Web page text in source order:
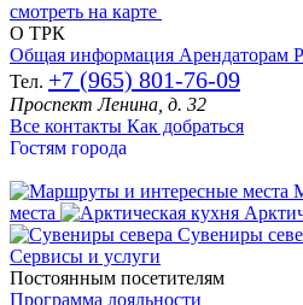
смотреть на карте
О ТРК
Общая информация Арендаторам
Тел. +7 (965) 801-76-09
Проспект Ленина, д. 32
Все контакты Как добраться
Гостям города
места
Сувениры
Сервисы и услуги
Постоянным посетителям
Программа лояльности